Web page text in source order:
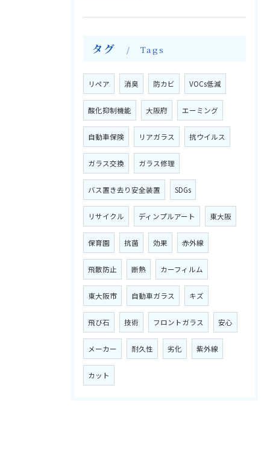
タグ Tags
リペア 消臭 防カビ VOCs低減
酸化抑制機能 大阪府 エーミング
自動車保険 リアガラス 抗ウイルス
ガラス交換 ガラス修理
バス置き去り安全装置 SDGs
リサイクル ディンプルアート 東大阪
保育園 抗菌 効果 赤外線
飛散防止 断熱 カーフィルム
東大阪市 自動車ガラス キズ
飛び石 技術 フロントガラス 安心
メーカー 耐久性 劣化 紫外線
カット